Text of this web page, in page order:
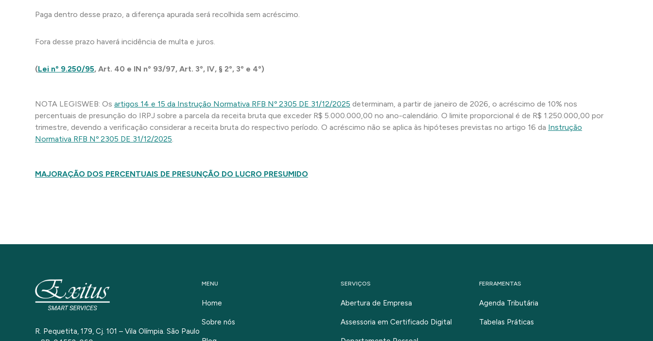
Paga dentro desse prazo, a diferença apurada será recolhida sem acréscimo.
Fora desse prazo haverá incidência de multa e juros.
(Lei nº 9.250/95, Art. 40 e IN nº 93/97, Art. 3º, IV, § 2º, 3º e 4º)
NOTA LEGISWEB: Os artigos 14 e 15 da Instrução Normativa RFB Nº 2305 DE 31/12/2025 determinam, a partir de janeiro de 2026, o acréscimo de 10% nos
percentuais de presunção do IRPJ sobre a parcela da receita bruta que exceder R$ 5.000.000,00 no ano-calendário. O limite proporcional é de R$ 1.250.000,00 por
trimestre, devendo a verificação considerar a receita bruta do respectivo período. O acréscimo não se aplica às hipóteses previstas no artigo 16 da Instrução
Normativa RFB Nº 2305 DE 31/12/2025.
MAJORAÇÃO DOS PERCENTUAIS DE PRESUNÇÃO DO LUCRO PRESUMIDO
R. Pequetita, 179, Cj. 101 – Vila Olímpia. São Paulo
MENU
Home
Sobre nós
SERVIÇOS
Abertura de Empresa
Assessoria em Certificado Digital
FERRAMENTAS
Agenda Tributária
Tabelas Práticas